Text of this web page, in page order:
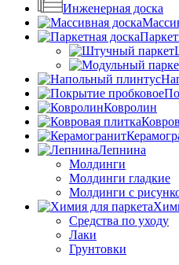
Инженерная доска
Ковролин
Лепнина
Молдинги
Молдинги гладкие
Молдинги с
Средства по уходу
Лаки
Грунтовки